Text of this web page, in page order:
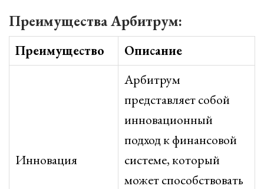
Преимущества Арбитрум:
Преимущество Описание
Инновация
Арбитрум
представляет собой
инновационный
подход к финансовой
системе, который
может способствовать